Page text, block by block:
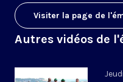
Visiter la page de
Autres vidéos de